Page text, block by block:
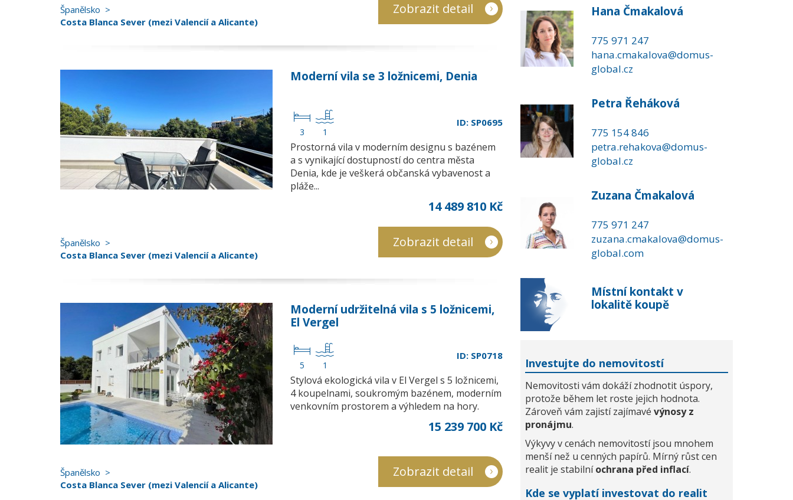
Španělsko
Costa Blanca Sever (mezi Valencií a Alicante)
Zobrazit detail
Moderní vila se 3 ložnicemi, Denia
3 1
ID: SP0695
Prostorná vila v moderním designu s bazénem
a s vynikající dostupností do centra města
Denia, kde je veškerá občanská vybavenost a
pláže...
14 489 810 Kč
Španělsko
Costa Blanca Sever (mezi Valencií a Alicante)
Zobrazit detail
Moderní udržitelná vila s 5 ložnicemi,
El Vergel
5 1
ID: SP0718
Stylová ekologická vila v El Vergel s 5 ložnicemi,
4 koupelnami, soukromým bazénem, moderním
venkovním prostorem a výhledem na hory.
15 239 700 Kč
Španělsko
Costa Blanca Sever (mezi Valencií a Alicante)
Zobrazit detail
Hana Čmakalová
775 971 247
hana.cmakalova@domus-
global.cz
Petra Řeháková
775 154 846
petra.rehakova@domus-
global.cz
Zuzana Čmakalová
775 971 247
zuzana.cmakalova@domus-
global.com
Místní kontakt v
lokalitě koupě
Investujte do nemovitostí
Nemovitosti vám dokáží zhodnotit úspory,
protože během let roste jejich hodnota.
Zároveň vám zajistí zajímavé výnosy z
pronájmu.
Výkyvy v cenách nemovitostí jsou mnohem
menší než u cenných papírů. Mírný růst cen
realit je stabilníochrana před inflací.
Kde se vyplatí investovat do realit